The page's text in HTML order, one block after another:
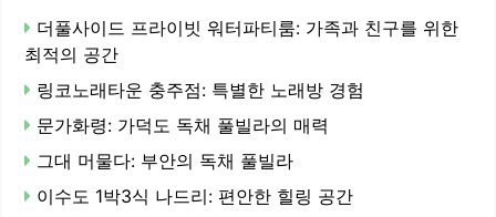
더풀사이드 프라이빗 워터파티룸: 가족과 친구를 위한
최적의 공간
링코노래타운 충주점: 특별한 노래방 경험
문가화령: 가덕도 독채 풀빌라의 매력
그대 머물다: 부안의 독채 풀빌라
이수도 1박3식 나드리: 편안한 힐링 공간